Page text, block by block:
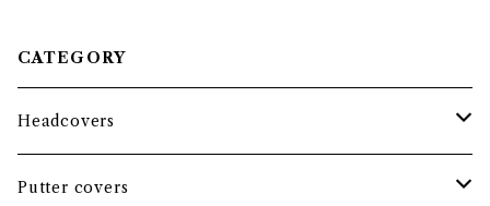
CATEGORY
Headcovers
Headcover bundle
Putter covers